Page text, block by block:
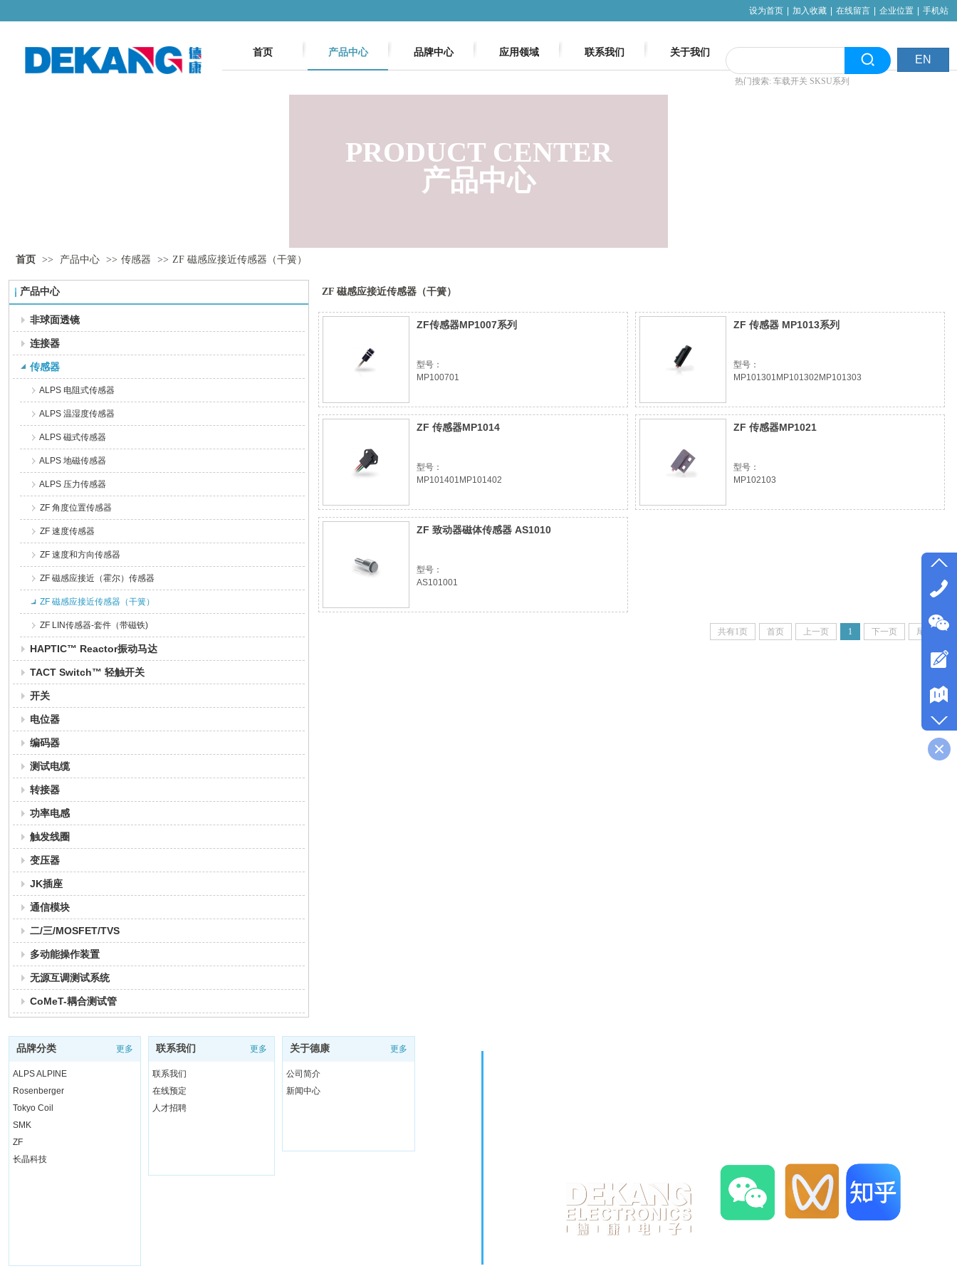
热门搜索: 车载开关 SKSU系列
EN
首页 产品中心 品牌中心 应用领域 联系我们 关于我们
设为首页 加入收藏 在线留言 企业位置 手机站
PRODUCT CENTER
产品中心
首页 >> 产品中心 >> 传感器 >> ZF 磁感应接近传感器（干簧）
产品中心
非球面透镜
连接器
传感器
ALPS 电阻式传感器
ALPS 温湿度传感器
ALPS 磁式传感器
ALPS 地磁传感器
ALPS 压力传感器
ZF 角度位置传感器
ZF 速度传感器
ZF 速度和方向传感器
ZF 磁感应接近（霍尔）传感器
ZF 磁感应接近传感器（干簧）
ZF LIN传感器-套件（带磁铁)
HAPTIC™ Reactor振动马达
TACT Switch™ 轻触开关
开关
电位器
编码器
测试电缆
转接器
功率电感
触发线圈
变压器
JK插座
通信模块
二/三/MOSFET/TVS
多动能操作装置
无源互调测试系统
CoMeT-耦合测试管
ZF 磁感应接近传感器（干簧）
ZF传感器MP1007系列
型号：
MP100701
ZF 传感器 MP1013系列
型号：
MP101301MP101302MP101303
ZF 传感器MP1014
型号：
MP101401MP101402
ZF 传感器MP1021
型号：
MP102103
ZF 致动器磁体传感器 AS1010
型号：
AS101001
共有1页 首页 上一页 1 下一页 尾页
关于德康 更多
公司简介
新闻中心
品牌分类 更多
ALPS ALPINE
Rosenberger
Tokyo Coil
SMK
ZF
长晶科技
联系我们 更多
联系我们
在线预定
人才招聘